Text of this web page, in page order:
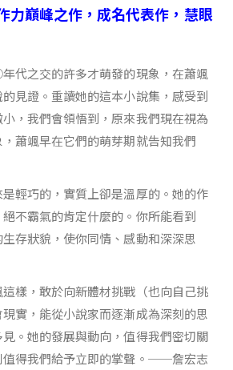
力巔峰之作，成名代表作，慧眼
代之交的許多才萌發的現象，在蕭颯
見證。重讀她的這本小說集，感受到
，我們會領悟到，原來我們現在視為
蕭颯早在它們的萌芽期就告知我們
輕巧的，實質上卻是溫厚的。她的作
不霸氣的肯定什麼的。你所能看到
存狀貌，使你同情、感動和深深思
樣，敢於向新體材挑戰（也向自己挑
實，能從小說家而逐漸成為深刻的思
。她的發展與動向，值得我們密切關
值得我們給予立即的掌聲。──詹宏志